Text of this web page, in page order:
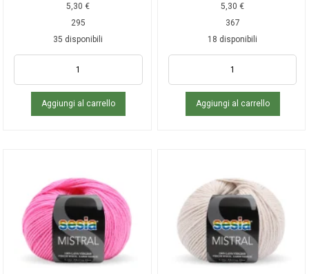
5,30€
295
35 disponibili
Aggiungi al carrello
5,30€
367
18 disponibili
Aggiungi al carrello